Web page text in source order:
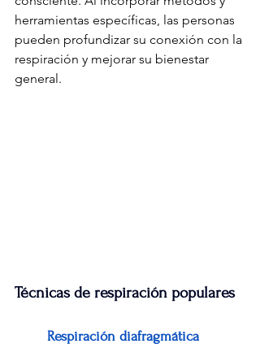
herramientas específicas, las personas
pueden profundizar su conexión con la
respiración y mejorar su bienestar
general.
Técnicas de respiración populares
Respiración diafragmática